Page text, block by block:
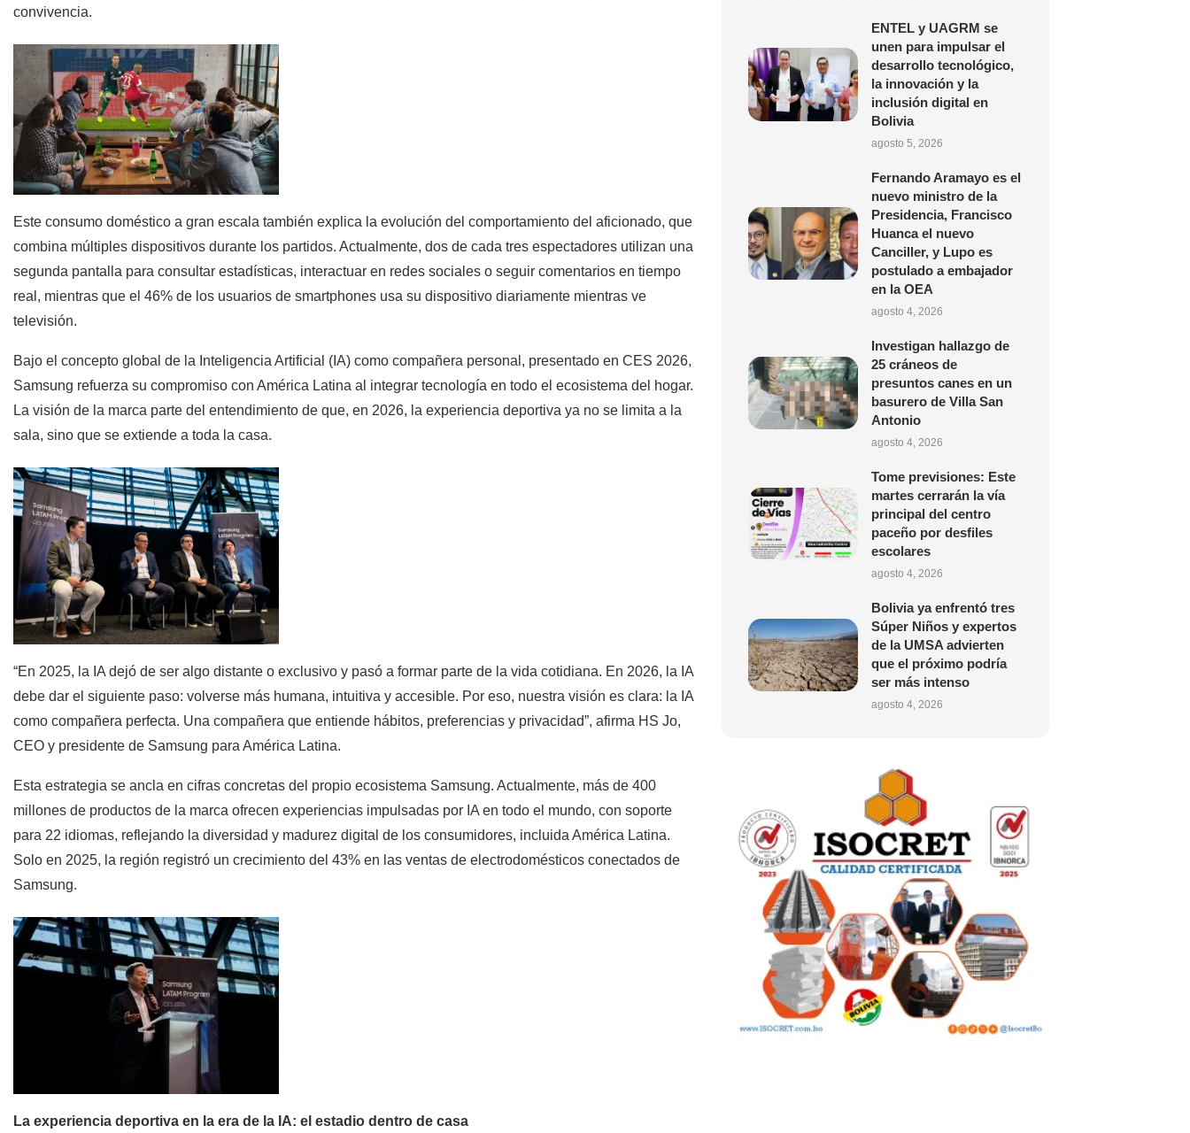
convivencia.
Este consumo doméstico a gran escala también explica la evolución del comportamiento del aficionado, que
combina múltiples dispositivos durante los partidos. Actualmente, dos de cada tres espectadores utilizan una
segunda pantalla para consultar estadísticas, interactuar en redes sociales o seguir comentarios en tiempo
real, mientras que el 46% de los usuarios de smartphones usa su dispositivo diariamente mientras ve
televisión.
Bajo el concepto global de la Inteligencia Artificial (IA) como compañera personal, presentado en CES 2026,
Samsung refuerza su compromiso con América Latina al integrar tecnología en todo el ecosistema del hogar.
La visión de la marca parte del entendimiento de que, en 2026, la experiencia deportiva ya no se limita a la
sala, sino que se extiende a toda la casa.
“En 2025, la IA dejó de ser algo distante o exclusivo y pasó a formar parte de la vida cotidiana. En 2026, la IA
debe dar el siguiente paso: volverse más humana, intuitiva y accesible. Por eso, nuestra visión es clara: la IA
como compañera perfecta. Una compañera que entiende hábitos, preferencias y privacidad”, afirma HS Jo,
CEO y presidente de Samsung para América Latina.
Esta estrategia se ancla en cifras concretas del propio ecosistema Samsung. Actualmente, más de 400
millones de productos de la marca ofrecen experiencias impulsadas por IA en todo el mundo, con soporte
para 22 idiomas, reflejando la diversidad y madurez digital de los consumidores, incluida América Latina.
Solo en 2025, la región registró un crecimiento del 43% en las ventas de electrodomésticos conectados de
Samsung.
La experiencia deportiva en la era de la IA: el estadio dentro de casa
ENTEL y UAGRM se
unen para impulsar el
desarrollo tecnológico,
la innovación y la
inclusión digital en
Bolivia
agosto 5, 2026
Fernando Aramayo es el
nuevo ministro de la
Presidencia, Francisco
Huanca el nuevo
Canciller, y Lupo es
postulado a embajador
en la OEA
agosto 4, 2026
Investigan hallazgo de
25 cráneos de
presuntos canes en un
basurero de Villa San
Antonio
agosto 4, 2026
Tome previsiones: Este
martes cerrarán la vía
principal del centro
paceño por desfiles
escolares
agosto 4, 2026
Bolivia ya enfrentó tres
Súper Niños y expertos
de la UMSA advierten
que el próximo podría
ser más intenso
agosto 4, 2026